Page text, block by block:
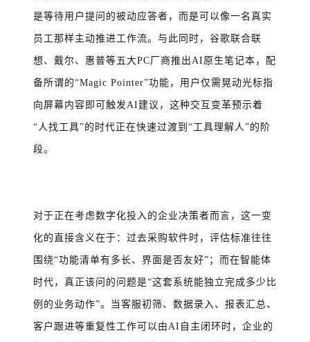
是等待用户提问的被动应答者，而是可以像一名真实
员工那样主动推进工作流。与此同时，谷歌联合联
想、戴尔、惠普等五大PC厂商推出AI原生笔记本，配
备所谓的“Magic Pointer”功能，用户仅需晃动光标指
向屏幕内容即可触发AI建议，这种交互变革预示着
“人找工具”的时代正在快速过渡到“工具理解人”的阶
段。
对于正在考虑数字化投入的企业决策者而言，这一变
化的直接含义在于：过去采购软件时，评估标准往往
围绕“功能清单有多长、界面是否友好”；而在智能体
时代，真正该问的问题是“这套系统能独立完成多少比
例的业务动作”。当客服初筛、数据录入、报表汇总、
客户跟进等重复性工作可以由AI自主闭环时，企业的